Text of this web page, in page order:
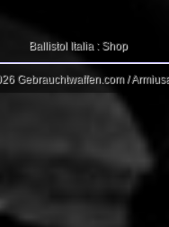
Ballistol Italia : Shop
Gebrauchtwaffen.com /